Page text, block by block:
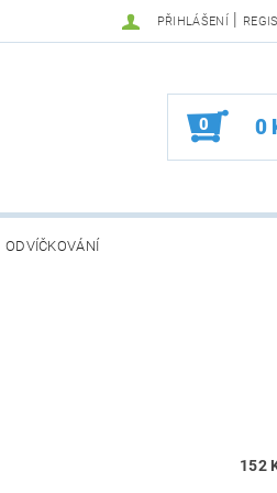
PŘIHLÁŠENÍ |
0 0
ODVÍČKOVÁNÍ
152